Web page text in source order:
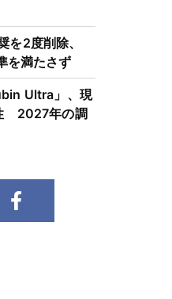
2度削除、
を満たさず
Ultra」、現
2027年の調